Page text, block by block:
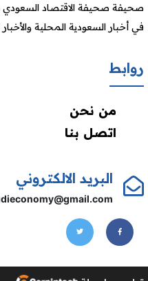
صحيفة صحيفة الاقتصاد
في أخبار السعودية المحلية
روابط
من نحن
اتصل بنا
البريد الالكتروني